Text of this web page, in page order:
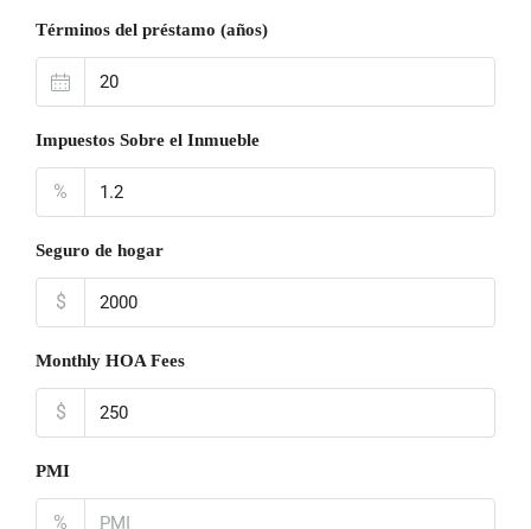
Términos del préstamo (años)
Impuestos Sobre el Inmueble
%
Seguro de hogar
$
Monthly HOA Fees
$
PMI
%